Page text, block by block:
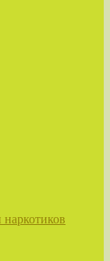
наркотиков